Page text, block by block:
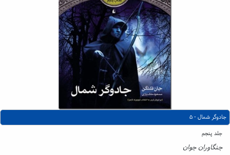
جادوگر شمال - ۵
جلد پنجم
جنگاوران جوان